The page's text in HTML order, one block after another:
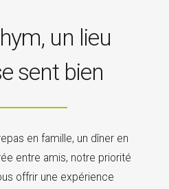
un lieu
sent bien
en famille, un dîner en
entre amis, notre priorité
offrir une expérience